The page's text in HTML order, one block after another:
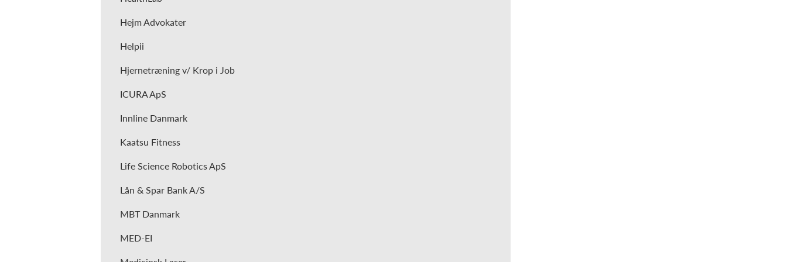
Hejm Advokater
Helpii
Hjernetræning v/ Krop i Job
ICURA ApS
Innline Danmark
Kaatsu Fitness
Life Science Robotics ApS
Lån & Spar Bank A/S
MBT Danmark
MED-EI